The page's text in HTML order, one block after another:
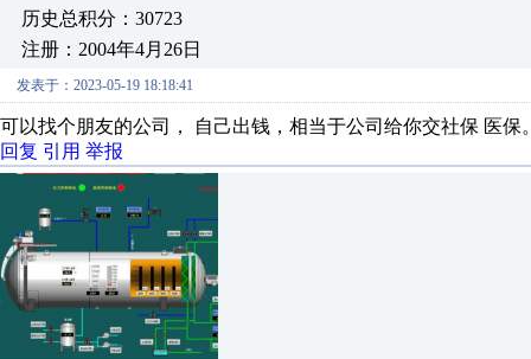
历史总积分：30723
注册：2004年4月26日
发表于：2023-05-19 18:18:41
可以找个朋友的公司， 自己出钱，相当于公司给你交社保 医
回复 引用 举报